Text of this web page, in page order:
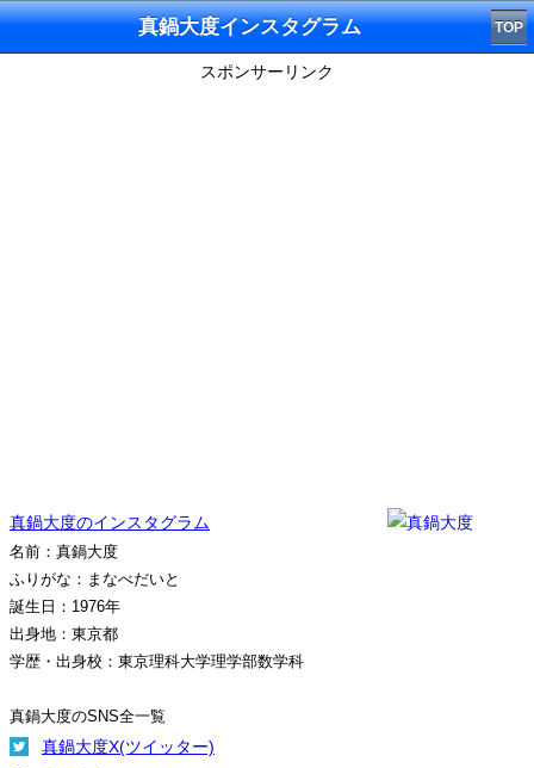
真鍋大度インスタグラム TOP
スポンサーリンク
真鍋大度のインスタグラム
名前：真鍋大度
ふりがな：まなべだいと
誕生日：1976年
出身地：東京都
学歴・出身校：東京理科大学理学部数学科
真鍋大度のSNS全一覧
真鍋大度X(ツイッター)